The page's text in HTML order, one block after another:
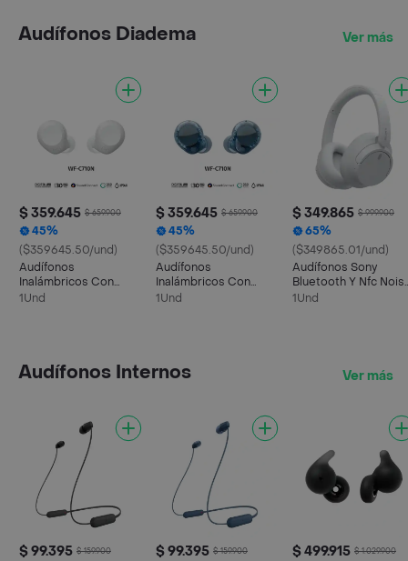
Audífonos Diadema Ver más
$ 359.645 $ 659.900
45%
($359645.50/und)
Audífonos
Inalámbricos Con
Noise Cancelling | Wf-
1Und
$ 359.645 $ 659.900
45%
($359645.50/und)
Audífonos
Inalámbricos Con
Noise Cancelling | Wf-
1Und
$ 349.865 $ 999.900
65%
($349865.01/und)
Audífonos Sony
Bluetooth Y Nfc
Cancelling Wh-
1Und
Audífonos Internos Ver más
$ 99.395 $ 159.900 $ 99.395 $ 159.900 $ 499.915 $ 1.029.900